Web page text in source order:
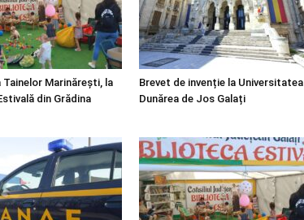
Tainelor Marinărești, la
din Grădina
Brevet de invenție la Universitatea
Dunărea de Jos Galați